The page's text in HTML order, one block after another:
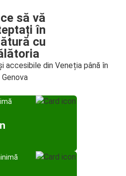
să vă
în
cu
accesibile din Veneția până în
Genova